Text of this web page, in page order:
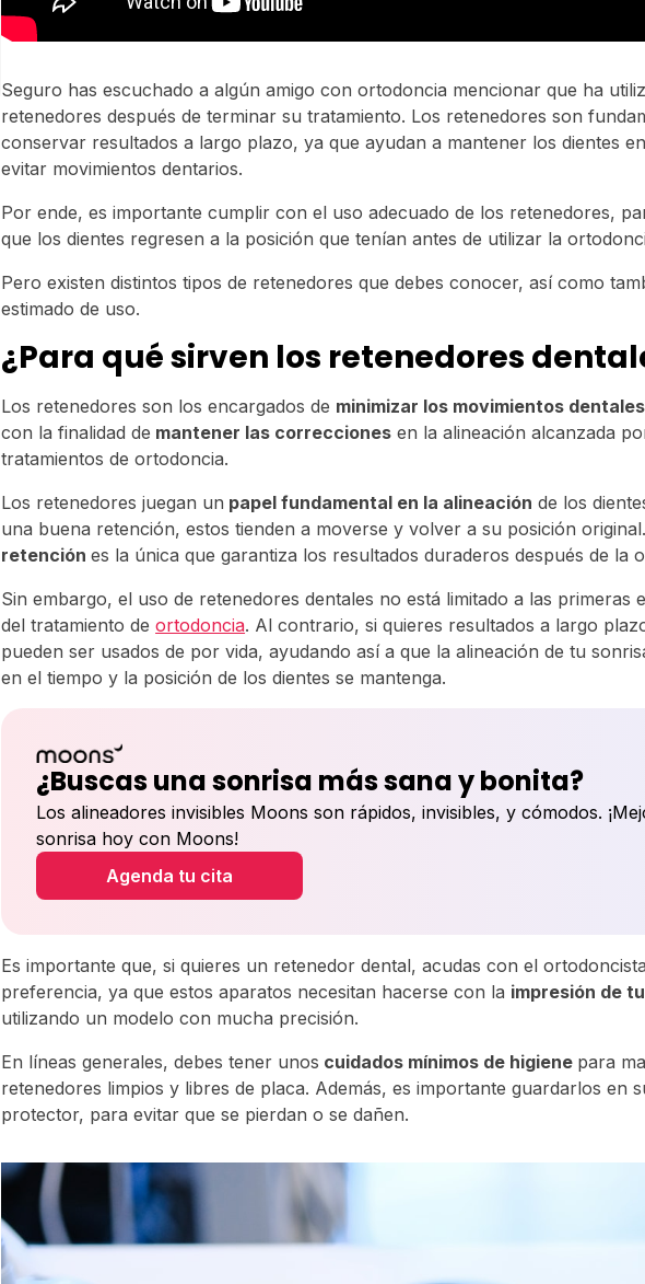
Seguro has escuchado a algún amigo con ortodoncia mencionar que ha
retenedores después de terminar su tratamiento. Los retenedores son
conservar resultados a largo plazo, ya que ayudan a mantener los dientes
evitar movimientos dentarios.
Por ende, es importante cumplir con el uso adecuado de los retenedores,
que los dientes regresen a la posición que tenían antes de utilizar la
Pero existen distintos tipos de retenedores que debes conocer, así como
estimado de uso.
¿Para qué sirven los retenedores
Los retenedores son los encargados de minimizar los movimientos dentales
con la finalidad de mantener las correcciones en la alineación alcanzada
tratamientos de ortodoncia.
Los retenedores juegan un papel fundamental en la alineación de los
una buena retención, estos tienden a moverse y volver a su posición
retenciónes la única que garantiza los resultados duraderos después de la
Sin embargo, el uso de retenedores dentales no está limitado a las primeras
del tratamiento deortodoncia. Al contrario, si quieres resultados a largo
pueden ser usados de por vida, ayudando así a que la alineación de tu
en el tiempo y la posición de los dientes se mantenga.
¿Buscas una sonrisa más sana y bonita?
Los alineadores invisibles Moons son rápidos, invisibles, y cómodos.
sonrisa hoy con Moons!
Agenda tu cita
Es importante que, si quieres un retenedor dental, acudas con el
preferencia, ya que estos aparatos necesitan hacerse con la impresión de
utilizando un modelo con mucha precisión.
En líneas generales, debes tener unos cuidados mínimos de higiene para
retenedores limpios y libres de placa. Además, es importante guardarlos en
protector, para evitar que se pierdan o se dañen.